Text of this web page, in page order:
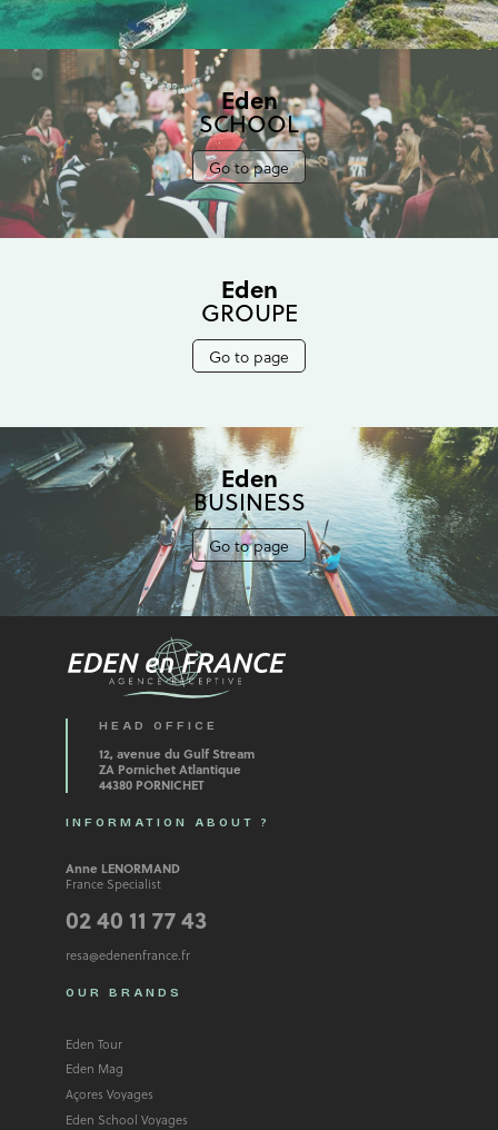
Eden
SCHOOL
Go to page
Eden
GROUPE
Go to page
Eden
BUSINESS
Go to page
HEAD OFFICE
12, avenue du Gulf Stream
ZA Pornichet Atlantique
44380 PORNICHET
INFORMATION ABOUT ?
Anne LENORMAND
France Specialist
02 40 11 77 43
resa@edenenfrance.fr
OUR BRANDS
Eden Tour
Eden Mag
Açores Voyages
Eden School Voyages